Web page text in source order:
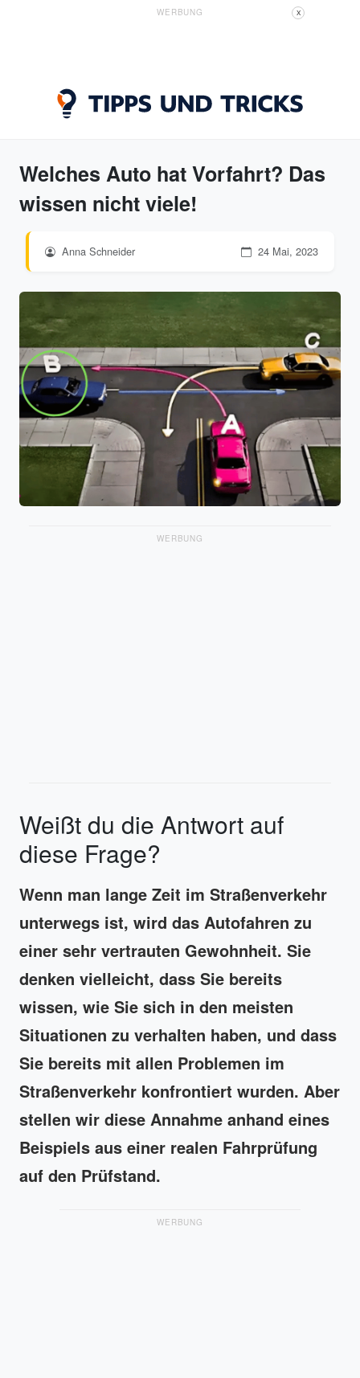
WERBUNG X
Welches Auto hat Vorfahrt? Das
wissen nicht viele!
Anna Schneider 24 Mai, 2023
WERBUNG
Weißt du die Antwort auf
diese Frage?
Wenn man lange Zeit im Straßenverkehr
unterwegs ist, wird das Autofahren zu
einer sehr vertrauten Gewohnheit. Sie
denken vielleicht, dass Sie bereits
wissen, wie Sie sich in den meisten
Situationen zu verhalten haben, und dass
Sie bereits mit allen Problemen im
Straßenverkehr konfrontiert wurden. Aber
stellen wir diese Annahme anhand eines
Beispiels aus einer realen Fahrprüfung
auf den Prüfstand.
WERBUNG